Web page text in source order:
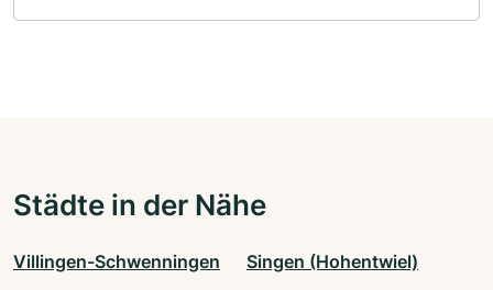
Städte in der Nähe
Villingen-Schwenningen Singen (Hohentwiel)